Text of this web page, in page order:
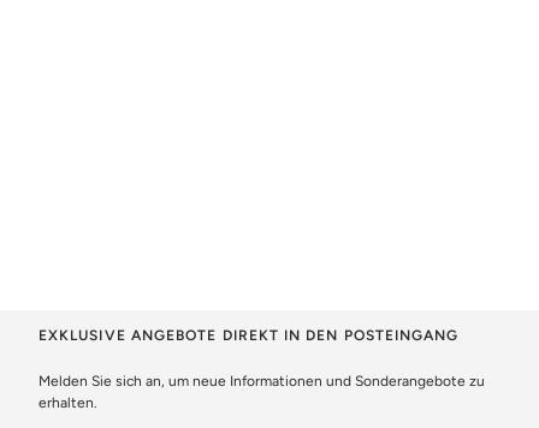
EXKLUSIVE ANGEBOTE DIREKT IN DEN POSTEINGANG
Melden Sie sich an, um neue Informationen und Sonderangebote zu
erhalten.